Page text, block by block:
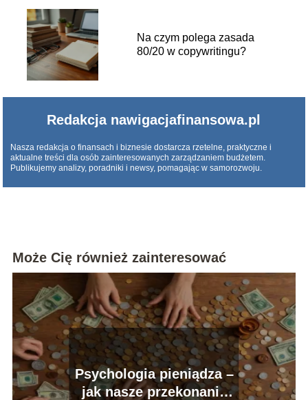
Na czym polega zasada
80/20 w copywritingu?
Redakcja nawigacjafinansowa.pl
Nasza redakcja o finansach i biznesie dostarcza rzetelne, praktyczne i
aktualne treści dla osób zainteresowanych zarządzaniem budżetem.
Publikujemy analizy, poradniki i newsy, pomagając w samorozwoju.
Może Cię również zainteresować
Psychologia pieniądza –
jak nasze przekonania